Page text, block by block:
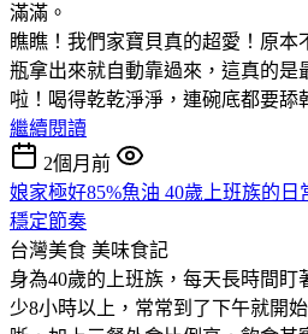
滿滿。
瞧瞧！我們家寶貝真的超愛！原
瓶拿出來就自動靠過來，這真的是
啦！喝得乾乾淨淨，連碗底都要舔
繼續閱讀
2個月前
娘家極好85%魚油 40歲上班族的
穩定節奏
台灣美食 美味食記
身為40歲的上班族，每天長時間盯
少8小時以上，常常到了下午就開